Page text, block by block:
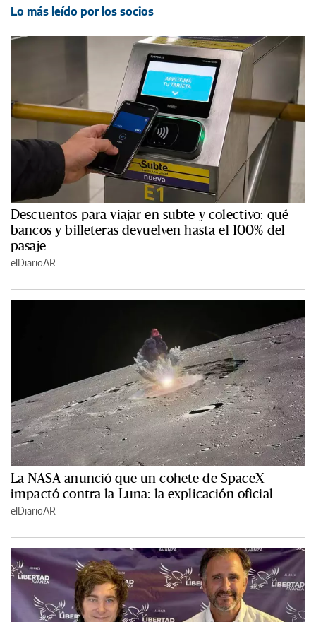
Lo más leído por los socios
Descuentos para viajar en subte y colectivo: qué
bancos y billeteras devuelven hasta el 100% del
pasaje
elDiarioAR
La NASA anunció que un cohete de SpaceX
impactó contra la Luna: la explicación oficial
elDiarioAR